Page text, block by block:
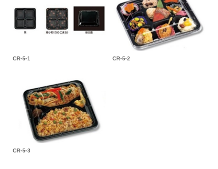
CR-5-1 CR-5-2
CR-5-3